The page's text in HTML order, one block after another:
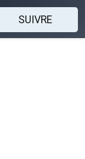
SUIVRE